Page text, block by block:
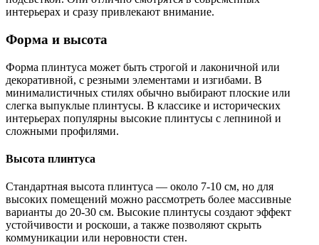
интерьерах и сразу привлекают внимание.
Форма и высота
Форма плинтуса может быть строгой и лаконичной или
декоративной, с резными элементами и изгибами. В
минималистичных стилях обычно выбирают плоские или
слегка выпуклые плинтусы. В классике и исторических
интерьерах популярны высокие плинтусы с лепниной и
сложными профилями.
Высота плинтуса
Стандартная высота плинтуса — около 7-10 см, но для
высоких помещений можно рассмотреть более массивные
варианты до 20-30 см. Высокие плинтусы создают эффект
устойчивости и роскоши, а также позволяют скрыть
коммуникации или неровности стен.